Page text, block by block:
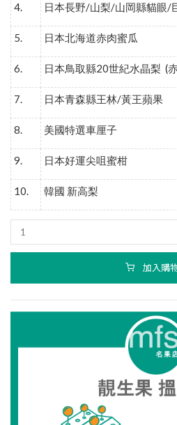
4. 日本長野/山梨/山岡縣貓眼/
5. 日本北海道赤肉蜜瓜
6. 日本鳥取縣20世紀水晶梨 (
7. 日本青森縣王林/黃王蘋果
8. 美國特選車厘子
9. 日本好運尖咀蜜柑
10. 韓國 新高梨
加入購